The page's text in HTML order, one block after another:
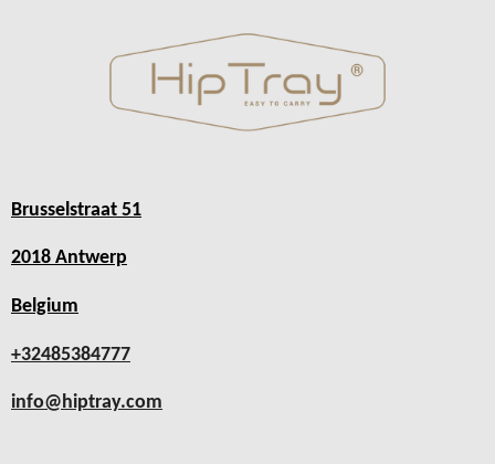
Brusselstraat 51
2018 Antwerp
Belgium
+32485384777
info@hiptray.com